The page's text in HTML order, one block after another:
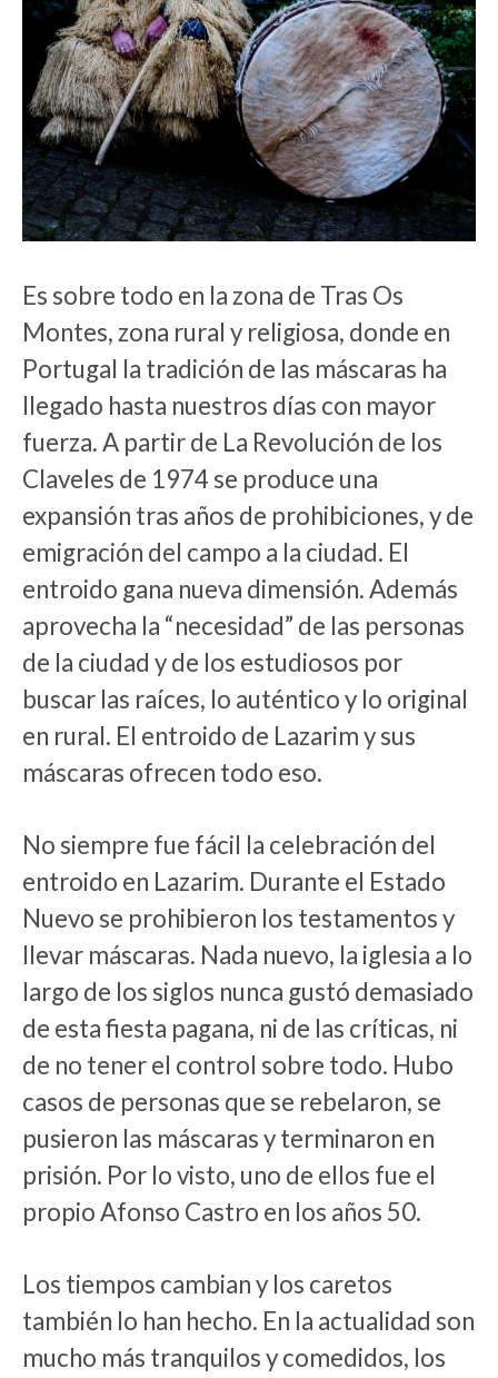
Es sobre todo en la zona de Tras Os
Montes, zona rural y religiosa, donde en
Portugal la tradición de las máscaras ha
llegado hasta nuestros días con mayor
fuerza. A partir de La Revolución de los
Claveles de 1974 se produce una
expansión tras años de prohibiciones, y de
emigración del campo a la ciudad. El
entroido gana nueva dimensión. Además
aprovecha la “necesidad” de las personas
de la ciudad y de los estudiosos por
buscar las raíces, lo auténtico y lo original
en rural. El entroido de Lazarim y sus
máscaras ofrecen todo eso.
No siempre fue fácil la celebración del
entroido en Lazarim. Durante el Estado
Nuevo se prohibieron los testamentos y
llevar máscaras. Nada nuevo, la iglesia a lo
largo de los siglos nunca gustó demasiado
de esta fiesta pagana, ni de las críticas, ni
de no tener el control sobre todo. Hubo
casos de personas que se rebelaron, se
pusieron las máscaras y terminaron en
prisión. Por lo visto, uno de ellos fue el
propio Afonso Castro en los años 50.
Los tiempos cambian y los caretos
también lo han hecho. En la actualidad son
mucho más tranquilos y comedidos, los